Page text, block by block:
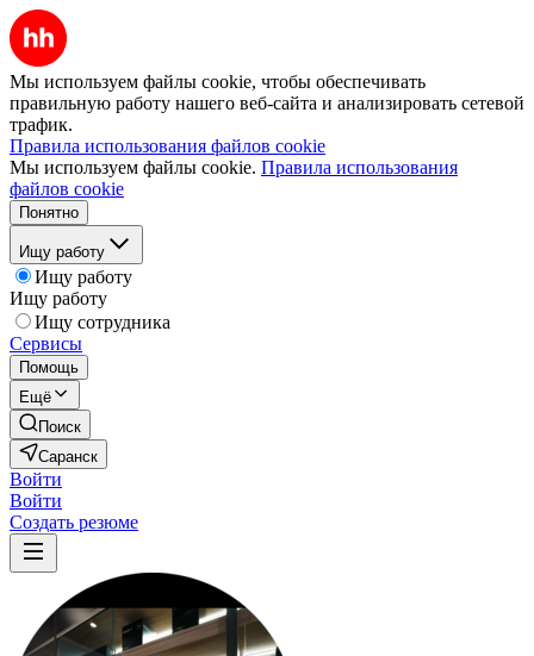
Мы используем файлы cookie, чтобы обеспечивать
правильную работу нашего веб-сайта и анализировать сетевой
трафик.
Правила использования файлов cookie
Мы используем файлы cookie. Правила использования
файлов cookie
Понятно
Ищу работу
Ищу работу
Ищу работу
Ищу сотрудника
Сервисы
Помощь
Ещё
Поиск
Саранск
Войти
Войти
Создать резюме